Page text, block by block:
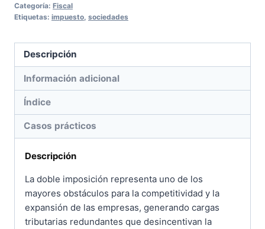
el
Sociedades
Categoría: Fiscal
Etiquetas: impuesto sociedades
Descripción
Información adicional
Índice
Casos prácticos
Descripción
La doble imposición representa uno de los
mayores obstáculos para la competitividad y la
expansión de las empresas, generando cargas
tributarias redundantes que desincentivan la